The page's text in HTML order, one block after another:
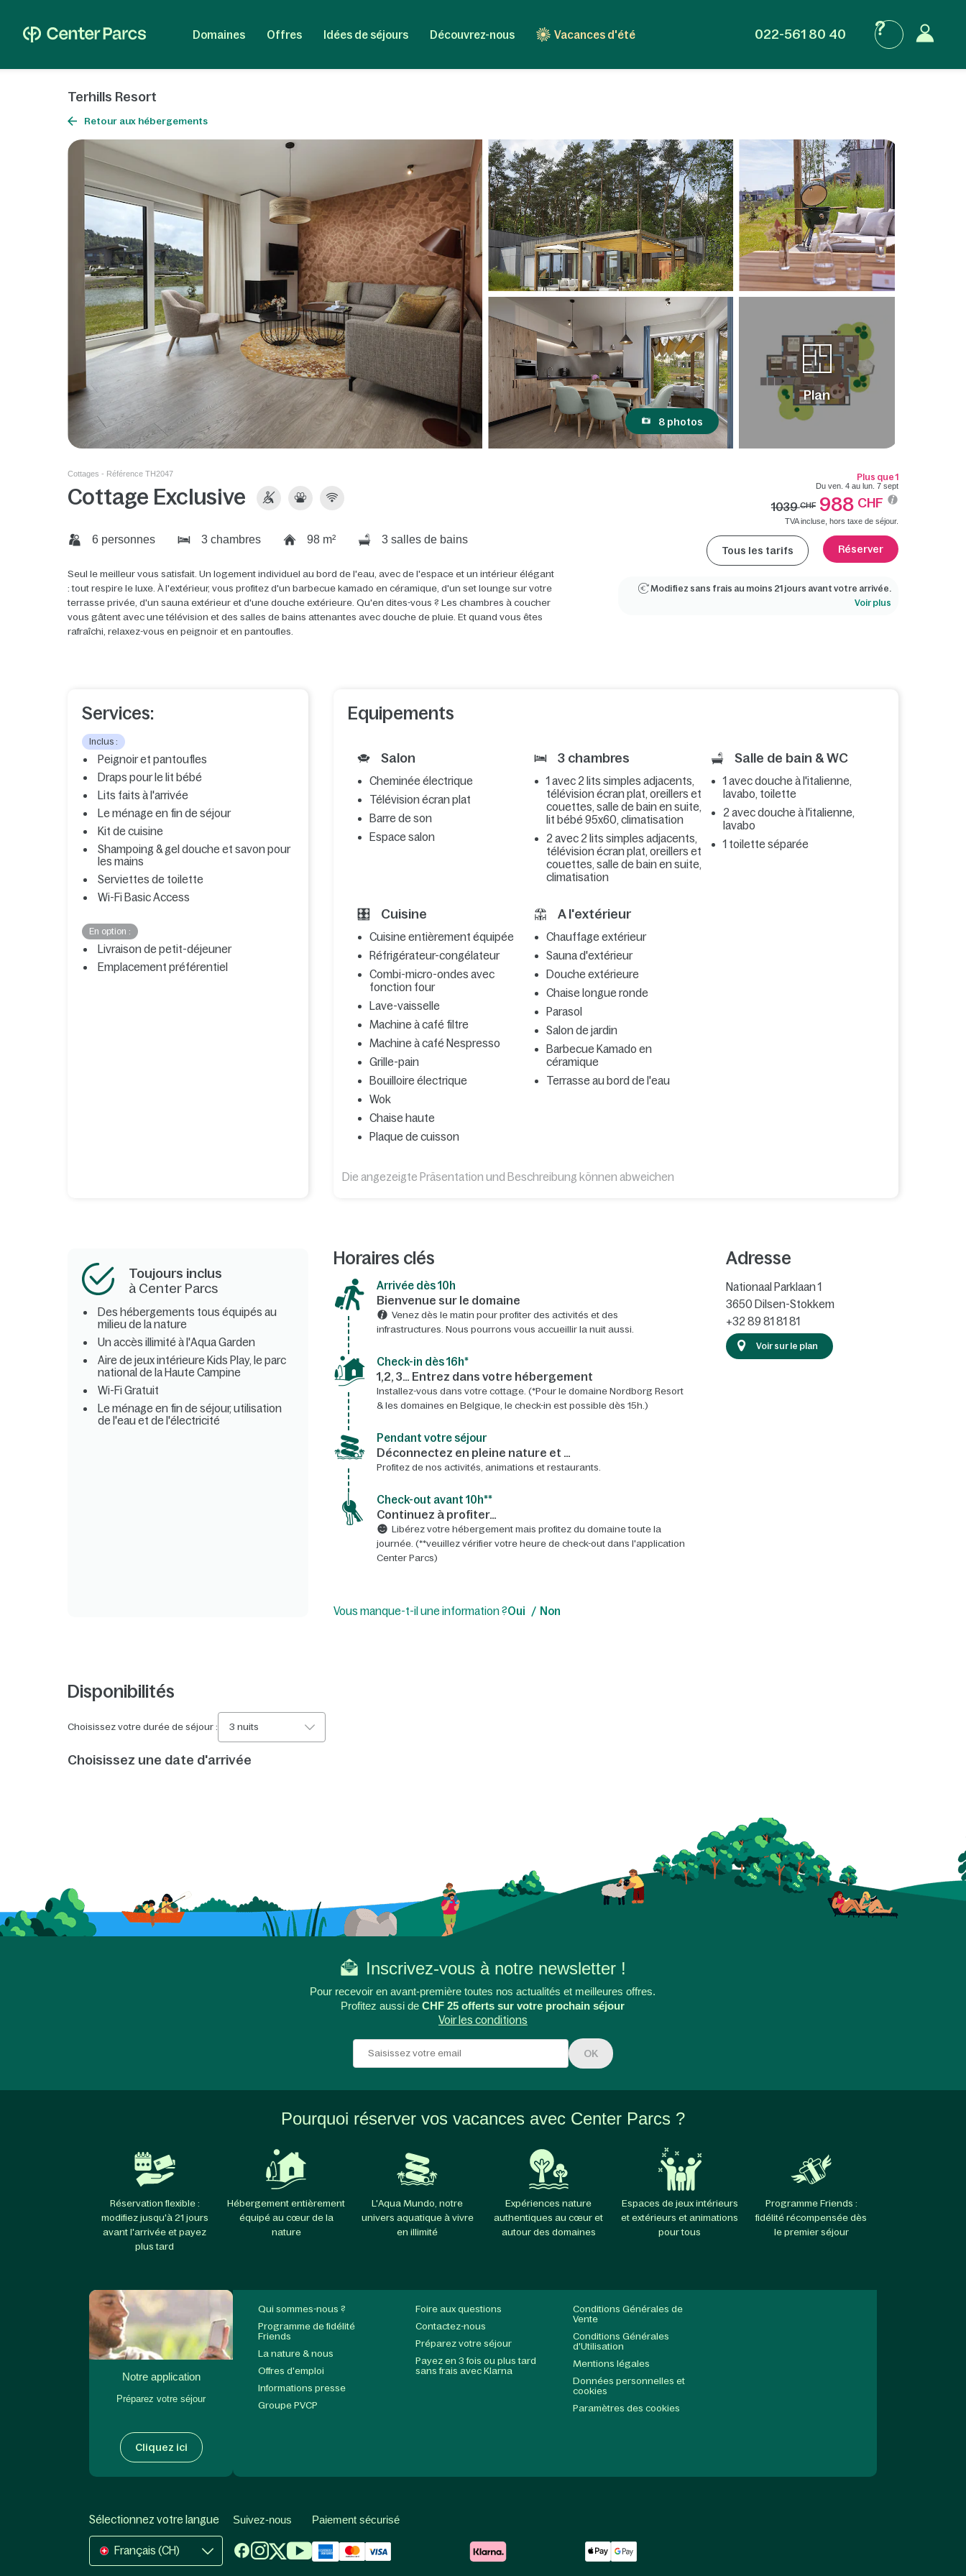
Domaines Offres Idées de séjours Découvrez-nous Vacances d'été 022-561 80 40
Terhills Resort
Retour aux hébergements
8 photos
Plan
Cottages - Référence TH2047
Cottage Exclusive
6 personnes 3 chambres 98 m² 3 salles de bains
Seul le meilleur vous satisfait. Un logement individuel au bord de l'eau, avec de l'espace et un intérieur élégant
: tout respire le luxe. À l'extérieur, vous profitez d'un barbecue kamado en céramique, d'un set lounge sur votre
terrasse privée, d'un sauna extérieur et d'une douche extérieure. Qu'en dites-vous ? Les chambres à coucher
vous gâtent avec une télévision et des salles de bains attenantes avec douche de pluie. Et quand vous êtes
rafraîchi, relaxez-vous en peignoir et en pantoufles.
Plus que 1
Du ven. 4 au lun. 7 sept
1039CHF 988 CHF
TVA incluse, hors taxe de séjour.
Tous les tarifs Réserver
Modifiez sans frais au moins 21 jours avant votre arrivée.
Voir plus
Services:
Inclus :
Peignoir et pantoufles
Draps pour le lit bébé
Lits faits à l'arrivée
Le ménage en fin de séjour
Kit de cuisine
Shampoing & gel douche et savon pour
les mains
Serviettes de toilette
Wi-Fi Basic Access
En option :
Livraison de petit-déjeuner
Emplacement préférentiel
Equipements
Salon
Cheminée électrique
Télévision écran plat
Barre de son
Espace salon
3 chambres
1 avec 2 lits simples adjacents,
télévision écran plat, oreillers et
couettes, salle de bain en suite,
lit bébé 95x60, climatisation
2 avec 2 lits simples adjacents,
télévision écran plat, oreillers et
couettes, salle de bain en suite,
climatisation
Salle de bain & WC
1 avec douche à l'italienne,
lavabo, toilette
2 avec douche à l'italienne,
lavabo
1 toilette séparée
Cuisine
Cuisine entièrement équipée
Réfrigérateur-congélateur
Combi-micro-ondes avec
fonction four
Lave-vaisselle
Machine à café filtre
Machine à café Nespresso
Grille-pain
Bouilloire électrique
Wok
Chaise haute
Plaque de cuisson
A l'extérieur
Chauffage extérieur
Sauna d'extérieur
Douche extérieure
Chaise longue ronde
Parasol
Salon de jardin
Barbecue Kamado en
céramique
Terrasse au bord de l'eau
Die angezeigte Präsentation und Beschreibung können abweichen
Toujours inclus
à Center Parcs
Des hébergements tous équipés au
milieu de la nature
Un accès illimité à l'Aqua Garden
Aire de jeux intérieure Kids Play, le parc
national de la Haute Campine
Wi-Fi Gratuit
Le ménage en fin de séjour, utilisation
de l'eau et de l'électricité
Horaires clés
Arrivée dès 10h​
Bienvenue sur le domaine​
Venez dès le matin pour profiter des activités et des
infrastructures. Nous pourrons vous accueillir la nuit aussi.
Check-in dès 16h*​
1,2, 3… Entrez dans votre hébergement
Installez-vous dans votre cottage. (*Pour le domaine Nordborg Resort
& les domaines en Belgique, le check-in est possible dès 15h.)
Pendant votre séjour
Déconnectez en pleine nature et …
Profitez de nos activités, animations et restaurants.
Check-out avant 10h**
Continuez à profiter…
Libérez votre hébergement mais profitez du domaine toute la
journée. (**veuillez vérifier votre heure de check-out dans l'application
Center Parcs)
Adresse
Nationaal Parklaan 1
3650 Dilsen-Stokkem
+32 89 81 81 81
Voir sur le plan
Vous manque-t-il une information ?Oui Non
Disponibilités
Choisissez votre durée de séjour : 3 nuits
Choisissez une date d'arrivée
Inscrivez-vous à notre newsletter !
Pour recevoir en avant-première toutes nos actualités et meilleures offres.
Profitez aussi deCHF 25 offerts sur votre prochain séjour
Voir les conditions
OK
Pourquoi réserver vos vacances avec Center Parcs ?
Réservation flexible :
modifiez jusqu'à 21 jours
avant l'arrivée et payez
plus tard
Hébergement entièrement
équipé au cœur de la
nature
L'Aqua Mundo, notre
univers aquatique à vivre
en illimité
Expériences nature
authentiques au cœur et
autour des domaines
Espaces de jeux intérieurs
et extérieurs et animations
pour tous
Programme Friends :
fidélité récompensée dès
le premier séjour
Notre application
Préparez votre séjour
Cliquez ici
Qui sommes-nous ?
Programme de fidélité
Friends
La nature & nous
Offres d'emploi
Informations presse
Groupe PVCP
Foire aux questions
Contactez-nous
Préparez votre séjour
Payez en 3 fois ou plus tard
sans frais avec Klarna
Conditions Générales de
Vente
Conditions Générales
d'Utilisation
Mentions légales
Données personnelles et
cookies
Paramètres des cookies
Sélectionnez votre langue
Français (CH)
Suivez-nous Paiement sécurisé